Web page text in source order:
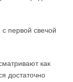
первой свечой
как
достаточно